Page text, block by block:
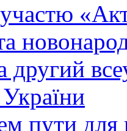
пути для